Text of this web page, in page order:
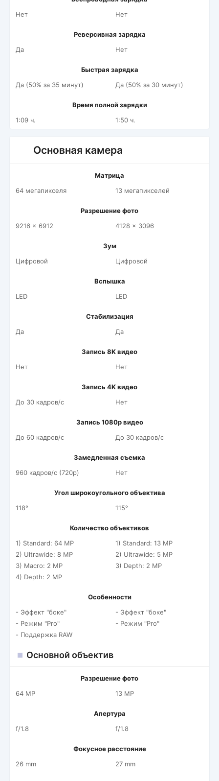
Нет
Нет
Реверсивная зарядка
Да
Нет
Быстрая зарядка
Да (50% за 35 минут)
Да (50% за 30 минут)
Время полной зарядки
1:09 ч.
1:50 ч.
Основная камера
Матрица
64 мегапикселя
13 мегапикселей
Разрешение фото
9216 x 6912
4128 x 3096
Зум
Цифровой
Цифровой
Вспышка
LED
LED
Стабилизация
Да
Да
Запись 8K видео
Нет
Нет
Запись 4K видео
До 30 кадров/c
Нет
Запись 1080p видео
До 60 кадров/c
До 30 кадров/c
Замедленная съемка
960 кадров/c (720p)
Нет
Угол широкоугольного объектива
118°
115°
Количество объективов
1) Standard: 64 MP
2) Ultrawide: 8 MP
3) Macro: 2 MP
4) Depth: 2 MP
1) Standard: 13 MP
2) Ultrawide: 5 MP
3) Depth: 2 MP
Особенности
- Эффект "боке"
- Режим "Pro"
- Поддержка RAW
- Эффект "боке"
- Режим "Pro"
Основной объектив
Разрешение фото
64 MP
13 MP
Апертура
f/1.8
f/1.8
Фокусное расстояние
26 mm
27 mm